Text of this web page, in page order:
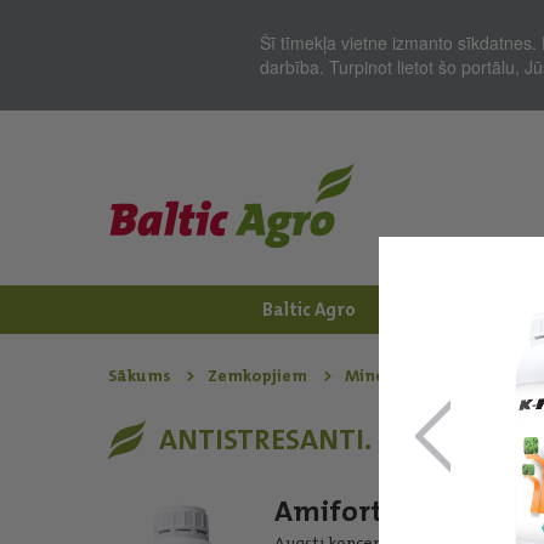
Šī tīmekļa vietne izmanto
darbība. Turpinot lietot šo portālu,
Baltic Agro
Sākums Zemkopjiem Minerālmēslojums -
ANTISTRESANTI.
Amifort